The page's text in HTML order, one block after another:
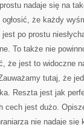
nadaje się na
że każdy
po prostu
To także nie
że jest to widoczne
tutaj, że
Reszta jest jak
cech jest dużo.
nie nadaje się